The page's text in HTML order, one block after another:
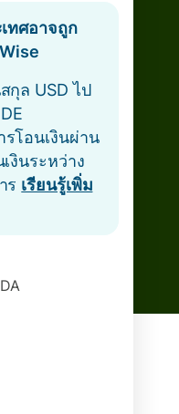
ทศอาจถูก
กุล USD ไป
รโอนเงินผ่าน
งินระหว่าง
ร เรียนรู้เพิ่ม